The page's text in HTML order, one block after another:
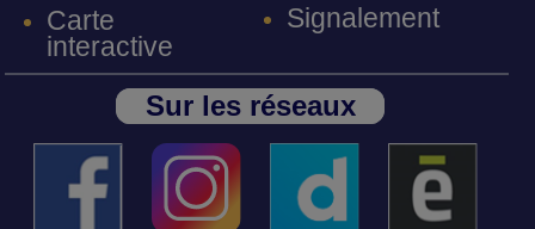
Carte
interactive
Signalement
Sur les réseaux